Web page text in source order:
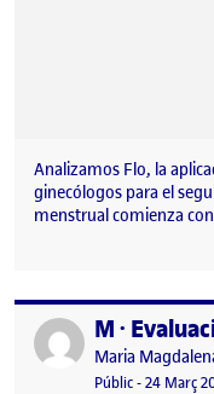
Analizamos Flo, la
ginecólogos para el
menstrual comienza
Publicat per
Publicat per
Maria
Visibilitat:
Públic-Data de
24 Març